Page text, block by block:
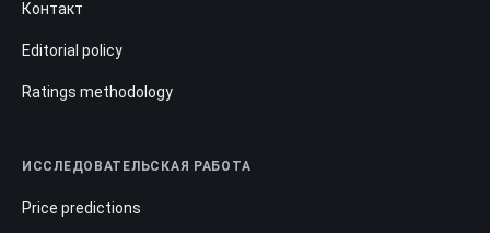
Контакт
Editorial policy
Ratings methodology
ИССЛЕДОВАТЕЛЬСКАЯ РАБОТА
Price predictions